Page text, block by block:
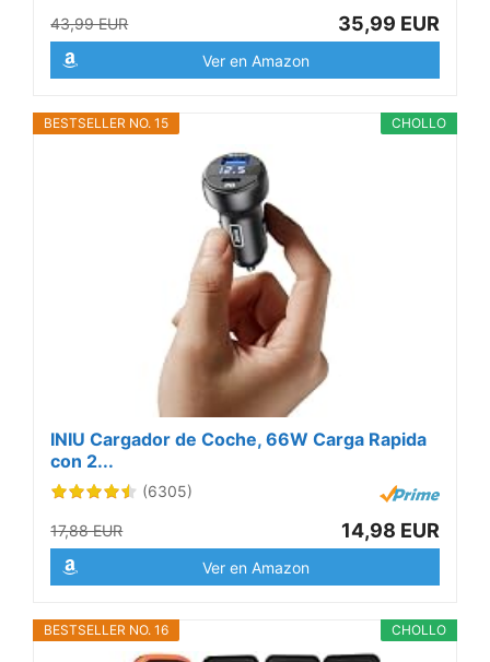
43,99 EUR 35,99 EUR
Ver en Amazon
CHOLLO
BESTSELLER NO. 15
INIU Cargador de Coche, 66W Carga Rapida
con 2...
(6305)
17,88 EUR 14,98 EUR
Ver en Amazon
CHOLLO
BESTSELLER NO. 16